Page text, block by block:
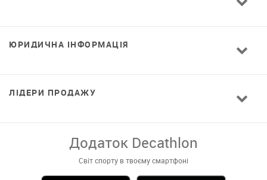
ЮРИДИЧНА ІНФОРМАЦІЯ
ЛІДЕРИ ПРОДАЖУ
Завантажуй додаток!
Комфортні покупки, ексклюзивні
пропозиції і зручний каталог в твоєму телефоні